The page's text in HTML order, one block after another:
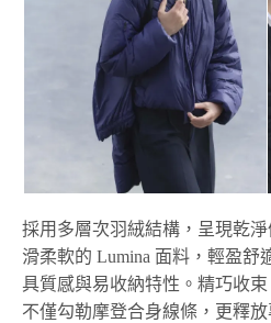
採用多層次羽絨結構，呈現乾
滑柔軟的 Lumina 面料，輕盈舒
具質感與易收納特性。精巧收
不僅勾勒摩登合身線條，更釋